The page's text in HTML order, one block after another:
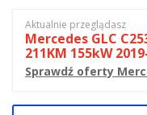
Aktualnie przeglądasz
Mercedes GLC
211KM 155kW
Sprawdź oferty